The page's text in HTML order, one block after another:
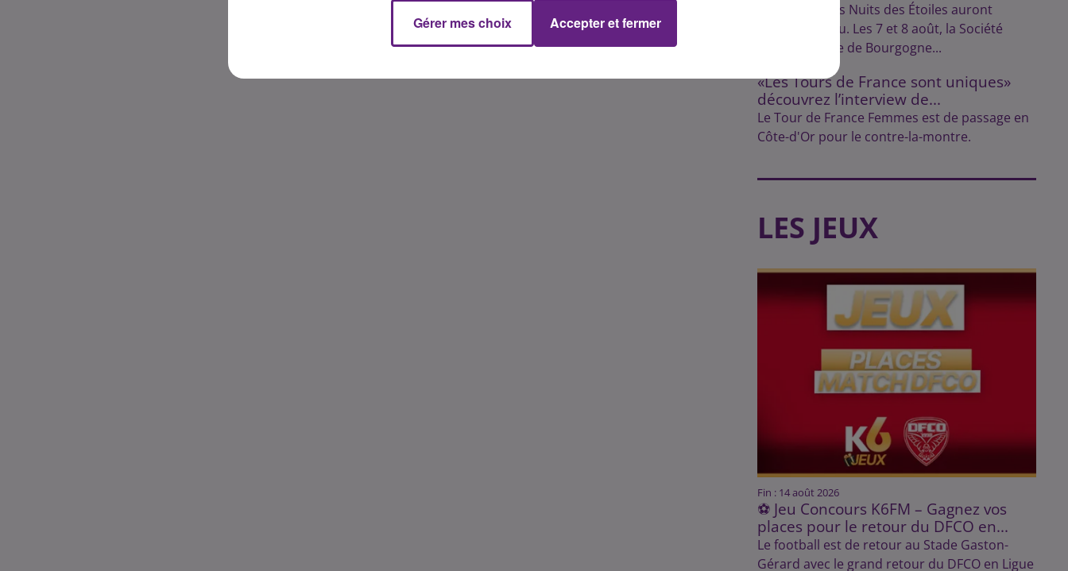
les soirées des Nuits des Étoiles auront
finalement lieu. Les 7 et 8 août, la Société
Astronomique de Bourgogne...
«Les Tours de France sont uniques»
découvrez l’interview de...
Le Tour de France Femmes est de passage en
Côte-d'Or pour le contre-la-montre.
LES JEUX
Fin : 14 août 2026
⚽ Jeu Concours K6FM – Gagnez vos
places pour le retour du DFCO en...
Le football est de retour au Stade Gaston-
Gérard avec le grand retour du DFCO en Ligue
Gérer mes choix Accepter et fermer